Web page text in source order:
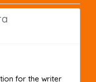
for the writer